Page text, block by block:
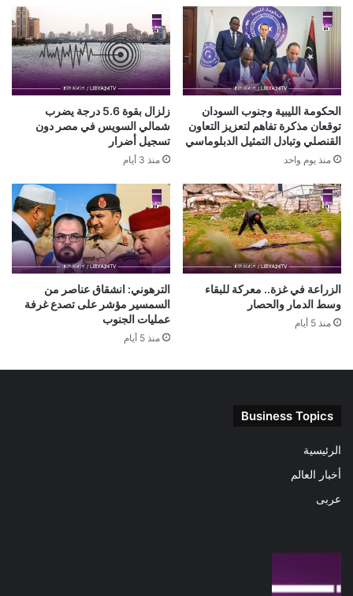
الحكومة الليبية وجنوب السودان
توقعان مذكرة تفاهم لتعزيز التعاون
القنصلي وتبادل التمثيل الدبلوماسي
منذ يوم واحد
زلزال بقوة 5.6 درجة يضرب
شمالي السويس في مصر دون
تسجيل أضرار
منذ 3 أيام
الزراعة في غزة.. معركة للبقاء
وسط الدمار والحصار
منذ 5 أيام
الترهوني: انشقاق عناصر من
السمسير مؤشر على تصدع غرفة
عمليات الجنوب
منذ 5 أيام
Business Topics
الرئيسية
أخبار العالم
عربى